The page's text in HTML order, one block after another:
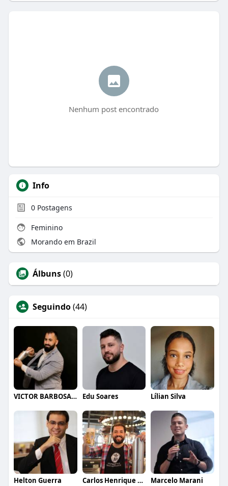
Nenhum post encontrado
Info
0Postagens
Feminino
Morando em Brazil
Álbuns(0)
Seguindo(44)
VICTOR BARBOSA QUARANTA Edu Soares Lílian Silva
Helton Guerra Carlos Henrique de Faria Vasconcelos Marcelo Marani